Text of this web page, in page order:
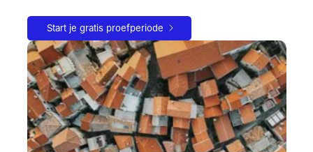
Start je gratis proefperiode